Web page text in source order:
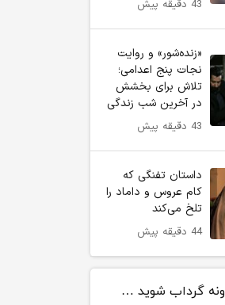
43 دقیقه پیش
«زنده‌شور» و روایت
نجات پنج اعدامی؛
تلاش برای بخشش
در آخرین شب زندگی
43 دقیقه پیش
داستان تفنگی که
کام عروس و داماد را
تلخ می‌کند
44 دقیقه پیش
گرداب شوید …